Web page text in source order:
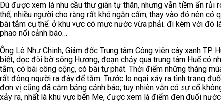
Dù được xem là nhu cầu thư giãn tự thân, nhưng vẫn tiềm ẩn rủi
thế, nhiều người cho rằng rất khó ngăn cấm, thay vào đó nên có
bãi tắm cụ thể, ở khu vực có mực nước vừa phải, đi kèm với đó
phao nổi cảnh báo…
Ông Lê Như Chinh, Giám đốc Trung tâm Công viên cây xanh TP.
biết, dọc đôi bờ sông Hương, đoạn chảy qua trung tâm Huế có
tắm, có bãi công cộng, có bãi tự phát. Thời điểm những tháng
rất đông người ra đây để tắm. Trước lo ngại xảy ra tình trạng
đơn vị cũng đã cắm bảng cảnh báo; tuy nhiên vẫn có sự cố
xảy ra, nhất là khu vực bến Me, được xem là điểm đen đuối